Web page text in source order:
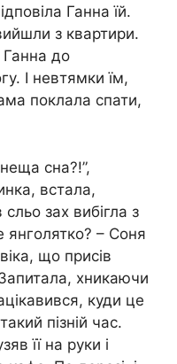
Ганна їй.
з квартири.
до
І невтямки їм,
поклала спати,
сна?!”,
встала,
зах вибігла з
янголятко? – Соня
що присів
хникаючи
куди це
пізній час.
її на руки і